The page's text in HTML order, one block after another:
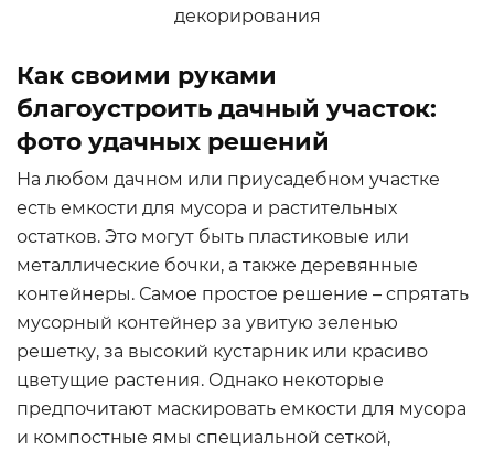
Как своими руками
благоустроить дачный участок:
фото удачных решений
На любом дачном или приусадебном участке
есть емкости для мусора и растительных
остатков. Это могут быть пластиковые или
металлические бочки, а также деревянные
контейнеры. Самое простое решение – спрятать
мусорный контейнер за увитую зеленью
решетку, за высокий кустарник или красиво
цветущие растения. Однако некоторые
предпочитают маскировать емкости для мусора
и компостные ямы специальной сеткой,